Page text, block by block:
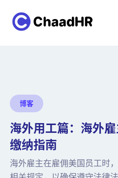
博客
海外用工篇：海外
缴纳指南
海外雇主在雇佣美国员工时